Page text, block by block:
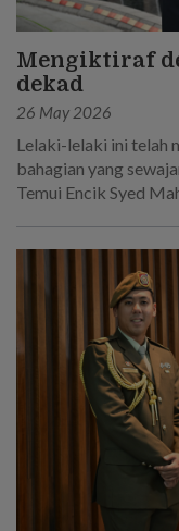
Mengiktiraf
dekad
26 May 2026
Lelaki-lelaki ini telah
bahagian yang
Temui Encik Syed